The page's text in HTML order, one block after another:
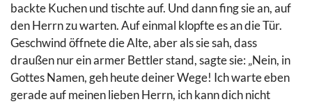
backte Kuchen und tischte auf. Und dann fing sie an, auf
den Herrn zu warten. Auf einmal klopfte es an die Tür.
Geschwind öffnete die Alte, aber als sie sah, dass
draußen nur ein armer Bettler stand, sagte sie: „Nein, in
Gottes Namen, geh heute deiner Wege! Ich warte eben
gerade auf meinen lieben Herrn, ich kann dich nicht